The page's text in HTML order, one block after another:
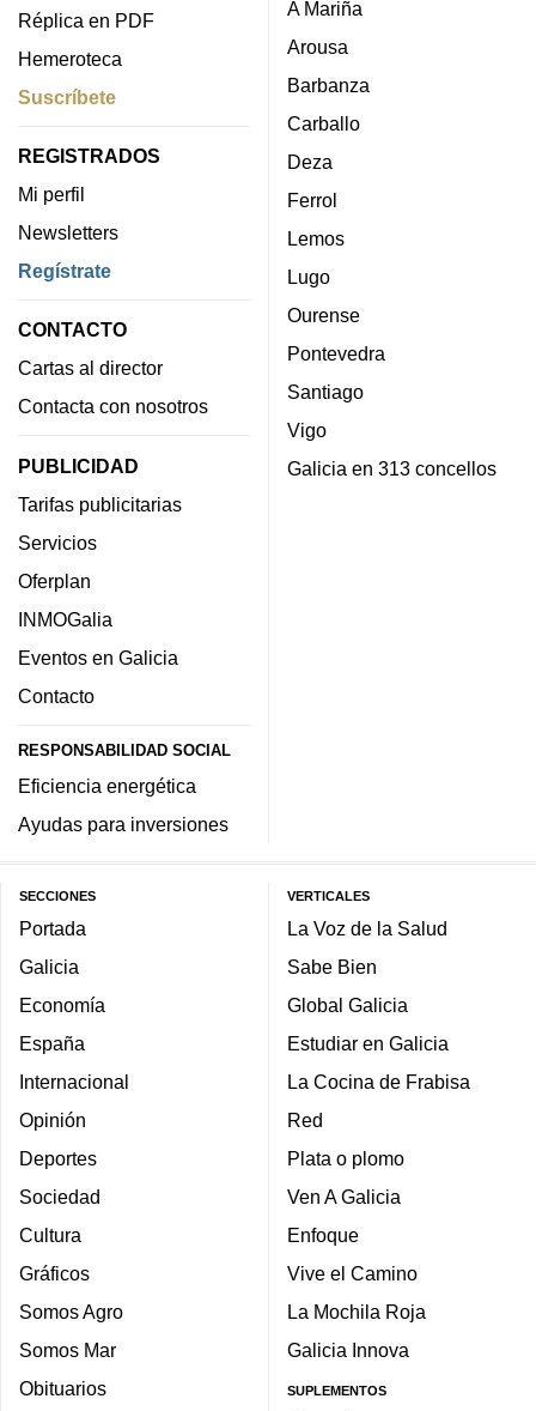
Réplica en PDF
Hemeroteca
Suscríbete
REGISTRADOS
Mi perfil
Newsletters
Regístrate
CONTACTO
Cartas al director
Contacta con nosotros
PUBLICIDAD
Tarifas publicitarias
Servicios
Oferplan
INMOGalia
Eventos en Galicia
Contacto
RESPONSABILIDAD SOCIAL
Eficiencia energética
Ayudas para inversiones
A Mariña
Arousa
Barbanza
Carballo
Deza
Ferrol
Lemos
Lugo
Ourense
Pontevedra
Santiago
Vigo
Galicia en 313 concellos
SECCIONES
Portada
Galicia
Economía
España
Internacional
Opinión
Deportes
Sociedad
Cultura
Gráficos
Somos Agro
Somos Mar
Obituarios
VERTICALES
La Voz de la Salud
Sabe Bien
Global Galicia
Estudiar en Galicia
La Cocina de Frabisa
Red
Plata o plomo
Ven A Galicia
Enfoque
Vive el Camino
La Mochila Roja
Galicia Innova
SUPLEMENTOS